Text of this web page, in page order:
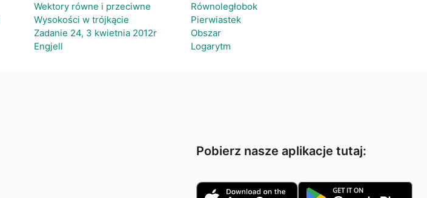
Wektory równe i przeciwne
Wysokości w trójkącie
Zadanie 24, 3 kwietnia 2012r
Engjell
Równoległobok
Pierwiastek
Obszar
Logarytm
Pobierz nasze aplikacje tutaj: